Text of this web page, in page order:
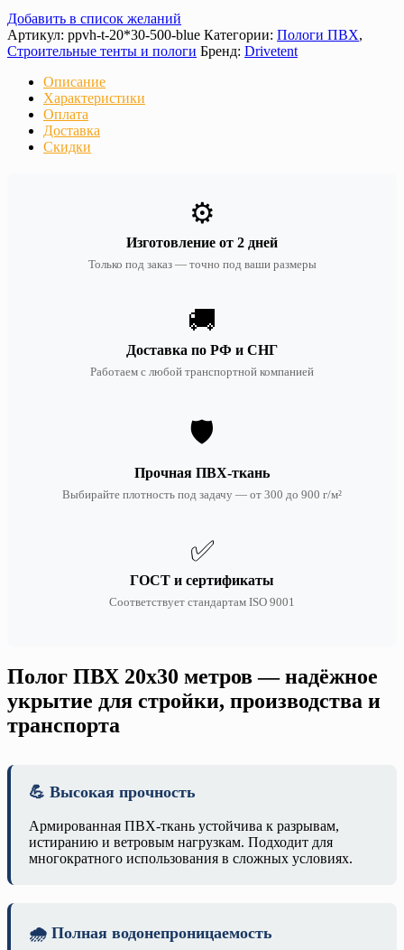
Добавить в список желаний
Артикул: ppvh-t-20*30-500-blue Категории: Пологи ПВХ,
Строительные тенты и пологи Бренд: Drivetent
Описание
Характеристики
Оплата
Доставка
Скидки
⚙️
Изготовление от 2 дней
Только под заказ — точно под ваши размеры
🚚
Доставка по РФ и СНГ
Работаем с любой транспортной компанией
🛡️
Прочная ПВХ-ткань
Выбирайте плотность под задачу — от 300 до 900 г/м²
✅
ГОСТ и сертификаты
Соответствует стандартам ISO 9001
Полог ПВХ 20х30 метров — надёжное
укрытие для стройки, производства и
транспорта
💪 Высокая прочность
Армированная ПВХ-ткань устойчива к разрывам,
истиранию и ветровым нагрузкам. Подходит для
многократного использования в сложных условиях.
🌧️ Полная водонепроницаемость